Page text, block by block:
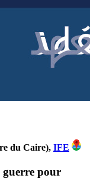
du Caire), IFE
guerre pour